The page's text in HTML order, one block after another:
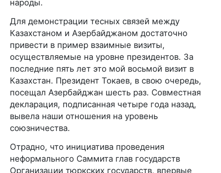
народы.
Для демонстрации тесных связей между
Казахстаном и Азербайджаном достаточно
привести в пример взаимные визиты,
осуществляемые на уровне президентов. За
последние пять лет это мой восьмой визит в
Казахстан. Президент Токаев, в свою очередь,
посещал Азербайджан шесть раз. Совместная
декларация, подписанная четыре года назад,
вывела наши отношения на уровень
союзничества.
Отрадно, что инициатива проведения
неформального Саммита глав государств
Организации тюркских государств, впервые